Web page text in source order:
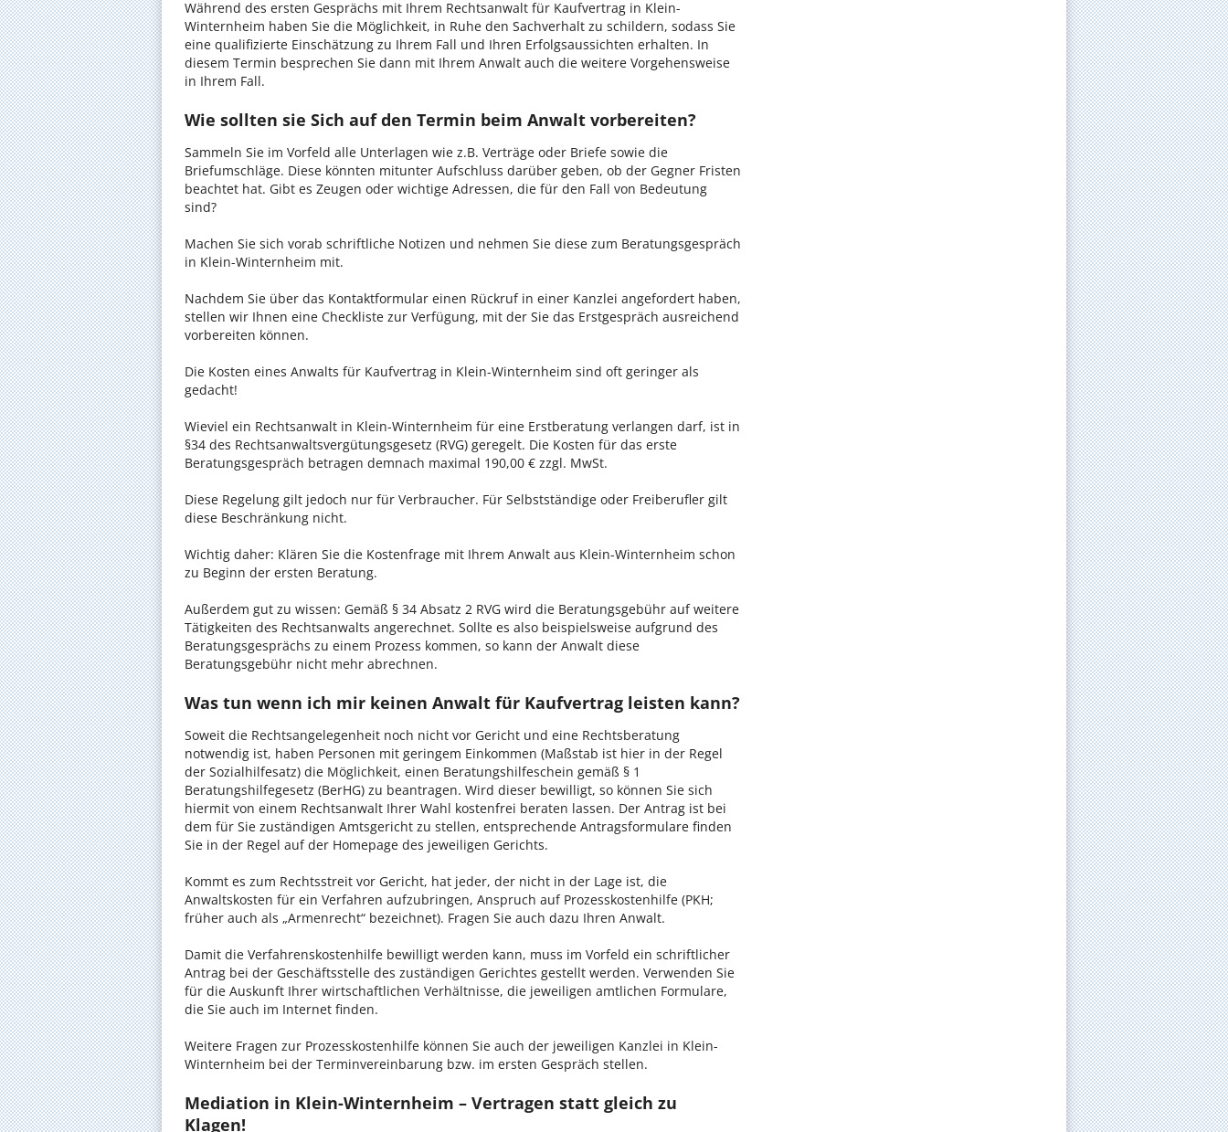
Während des ersten Gesprächs mit Ihrem Rechtsanwalt für Kaufvertrag in Klein-
Winternheim haben Sie die Möglichkeit, in Ruhe den Sachverhalt zu schildern, sodass Sie
eine qualifizierte Einschätzung zu Ihrem Fall und Ihren Erfolgsaussichten erhalten. In
diesem Termin besprechen Sie dann mit Ihrem Anwalt auch die weitere Vorgehensweise
in Ihrem Fall.
Wie sollten sie Sich auf den Termin beim Anwalt vorbereiten?
Sammeln Sie im Vorfeld alle Unterlagen wie z.B. Verträge oder Briefe sowie die
Briefumschläge. Diese könnten mitunter Aufschluss darüber geben, ob der Gegner Fristen
beachtet hat. Gibt es Zeugen oder wichtige Adressen, die für den Fall von Bedeutung
sind?
Machen Sie sich vorab schriftliche Notizen und nehmen Sie diese zum Beratungsgespräch
in Klein-Winternheim mit.
Nachdem Sie über das Kontaktformular einen Rückruf in einer Kanzlei angefordert haben,
stellen wir Ihnen eine Checkliste zur Verfügung, mit der Sie das Erstgespräch ausreichend
vorbereiten können.
Die Kosten eines Anwalts für Kaufvertrag in Klein-Winternheim sind oft geringer als
gedacht!
Wieviel ein Rechtsanwalt in Klein-Winternheim für eine Erstberatung verlangen darf, ist in
§34 des Rechtsanwaltsvergütungsgesetz (RVG) geregelt. Die Kosten für das erste
Beratungsgespräch betragen demnach maximal 190,00 € zzgl. MwSt.
Diese Regelung gilt jedoch nur für Verbraucher. Für Selbstständige oder Freiberufler gilt
diese Beschränkung nicht.
Wichtig daher: Klären Sie die Kostenfrage mit Ihrem Anwalt aus Klein-Winternheim schon
zu Beginn der ersten Beratung.
Außerdem gut zu wissen: Gemäß § 34 Absatz 2 RVG wird die Beratungsgebühr auf weitere
Tätigkeiten des Rechtsanwalts angerechnet. Sollte es also beispielsweise aufgrund des
Beratungsgesprächs zu einem Prozess kommen, so kann der Anwalt diese
Beratungsgebühr nicht mehr abrechnen.
Was tun wenn ich mir keinen Anwalt für Kaufvertrag leisten kann?
Soweit die Rechtsangelegenheit noch nicht vor Gericht und eine Rechtsberatung
notwendig ist, haben Personen mit geringem Einkommen (Maßstab ist hier in der Regel
der Sozialhilfesatz) die Möglichkeit, einen Beratungshilfeschein gemäß § 1
Beratungshilfegesetz (BerHG) zu beantragen. Wird dieser bewilligt, so können Sie sich
hiermit von einem Rechtsanwalt Ihrer Wahl kostenfrei beraten lassen. Der Antrag ist bei
dem für Sie zuständigen Amtsgericht zu stellen, entsprechende Antragsformulare finden
Sie in der Regel auf der Homepage des jeweiligen Gerichts.
Kommt es zum Rechtsstreit vor Gericht, hat jeder, der nicht in der Lage ist, die
Anwaltskosten für ein Verfahren aufzubringen, Anspruch auf Prozesskostenhilfe (PKH;
früher auch als „Armenrecht“ bezeichnet). Fragen Sie auch dazu Ihren Anwalt.
Damit die Verfahrenskostenhilfe bewilligt werden kann, muss im Vorfeld ein schriftlicher
Antrag bei der Geschäftsstelle des zuständigen Gerichtes gestellt werden. Verwenden Sie
für die Auskunft Ihrer wirtschaftlichen Verhältnisse, die jeweiligen amtlichen Formulare,
die Sie auch im Internet finden.
Weitere Fragen zur Prozesskostenhilfe können Sie auch der jeweiligen Kanzlei in Klein-
Winternheim bei der Terminvereinbarung bzw. im ersten Gespräch stellen.
Mediation in Klein-Winternheim – Vertragen statt gleich zu
Klagen!